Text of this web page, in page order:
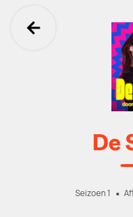
Ga terug
De
Seizoen 1